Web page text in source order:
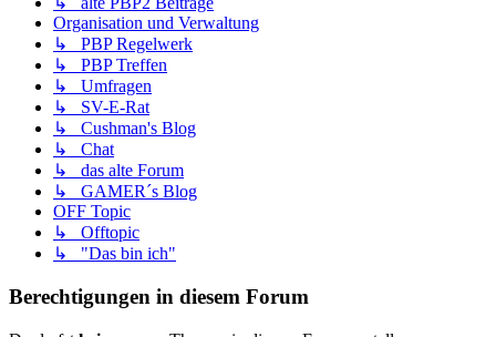
Organisation und Verwaltung
↳ PBP Regelwerk
↳ PBP Treffen
↳ Umfragen
↳ SV-E-Rat
↳ Cushman's Blog
↳ Chat
↳ das alte Forum
↳ GAMER´s Blog
OFF Topic
↳ Offtopic
↳ "Das bin ich"
Berechtigungen in diesem Forum